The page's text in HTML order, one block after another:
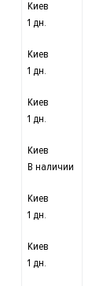
Киев
1 дн.
Киев
1 дн.
Киев
1 дн.
Киев
В наличии
Киев
1 дн.
Киев
1 дн.